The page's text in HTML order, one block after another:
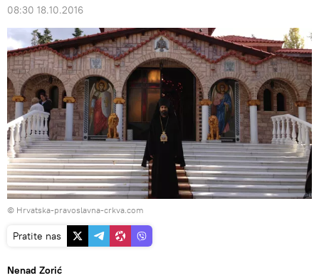
08:30 18.10.2016
© Hrvatska-pravoslavna-crkva.com
Pratite nas
Nenad Zorić